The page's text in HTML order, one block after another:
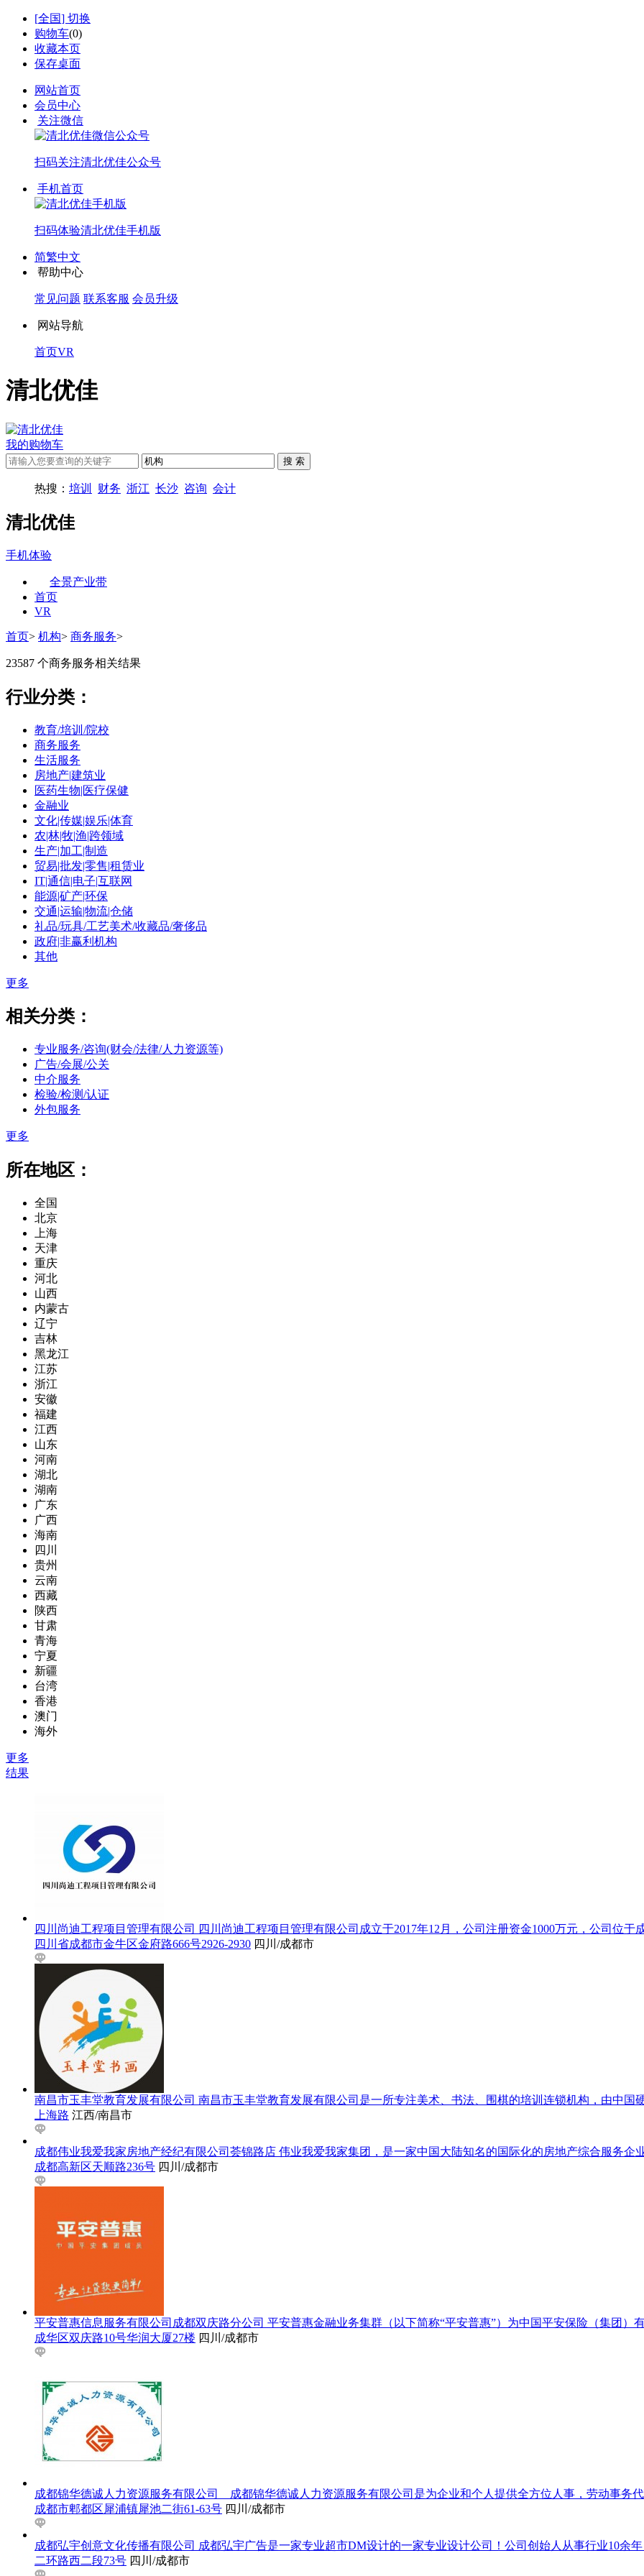
[全国] 切换
购物车(0)
收藏本页
保存桌面
网站首页
会员中心
关注微信
扫码关注清北优佳公众号
手机首页
扫码体验清北优佳手机版
简繁中文
帮助中心
常见问题 联系客服 会员升级
网站导航
首页VR
清北优佳
我的购物车
热搜： 培训 财务 浙江 长沙 咨询 会计
清北优佳
手机体验
全景产业带
首页
VR
首页> 机构> 商务服务>
23587 个商务服务相关结果
行业分类：
教育/培训/院校
商务服务
生活服务
房地产|建筑业
医药生物|医疗保健
金融业
文化|传媒|娱乐|体育
农|林|牧|渔|跨领域
生产|加工|制造
贸易|批发|零售|租赁业
IT|通信|电子|互联网
能源|矿产|环保
交通|运输|物流|仓储
礼品/玩具/工艺美术/收藏品/奢侈品
政府|非赢利机构
其他
更多
相关分类：
专业服务/咨询(财会/法律/人力资源等)
广告/会展/公关
中介服务
检验/检测/认证
外包服务
更多
所在地区：
全国
北京
上海
天津
重庆
河北
山西
内蒙古
辽宁
吉林
黑龙江
江苏
浙江
安徽
福建
江西
山东
河南
湖北
湖南
广东
广西
海南
四川
贵州
云南
西藏
陕西
甘肃
青海
宁夏
新疆
台湾
香港
澳门
海外
更多
结果
四川尚迪工程项目管理有限公司
四川尚迪工程项目管理有限公司成立于2017年12月，公司注册资金1000万元，公司位于
四川省成都市金牛区金府路666号2926-2930 四川/成都市
南昌市玉丰堂教育发展有限公司 南昌市玉丰堂教育发展有限公司是一所专注美术、书法、围棋的培训连锁机构，由中国
上海路 江西/南昌市
成都伟业我爱我家房地产经纪有限公司荟锦路店 伟业我爱我家集团，是一家中国大陆知名的国际化的房地产综合服务企
成都高新区天顺路236号 四川/成都市
平安普惠信息服务有限公司成都双庆路分公司 平安普惠金融业务集群（以下简称“平安普惠”）为中国平安保险（集团）
成华区双庆路10号华润大厦27楼 四川/成都市
成都锦华德诚人力资源服务有限公司
成都锦华德诚人力资源服务有限公司是为企业和个人提供全方位人事，劳动事务
成都市郫都区犀浦镇犀池二街61-63号 四川/成都市
成都弘宇创意文化传播有限公司 成都弘宇广告是一家专业超市DM设计的一家专业设计公司！公司创始人从事行业10余
二环路西二段73号 四川/成都市